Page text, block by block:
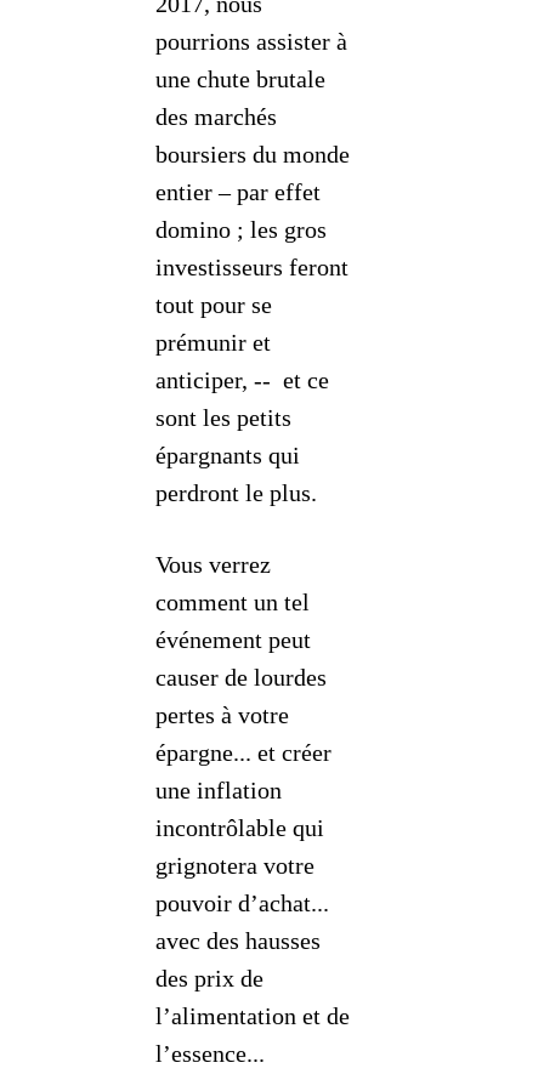
pourrions assister à
une chute brutale
des marchés
boursiers du monde
entier – par effet
domino ; les gros
investisseurs feront
tout pour se
prémunir et
anticiper, -- et ce
sont les petits
épargnants qui
perdront le plus.
Vous verrez
comment un tel
événement peut
causer de lourdes
pertes à votre
épargne... et créer
une inflation
incontrôlable qui
grignotera votre
pouvoir d’achat...
avec des hausses
des prix de
l’alimentation et de
l’essence...